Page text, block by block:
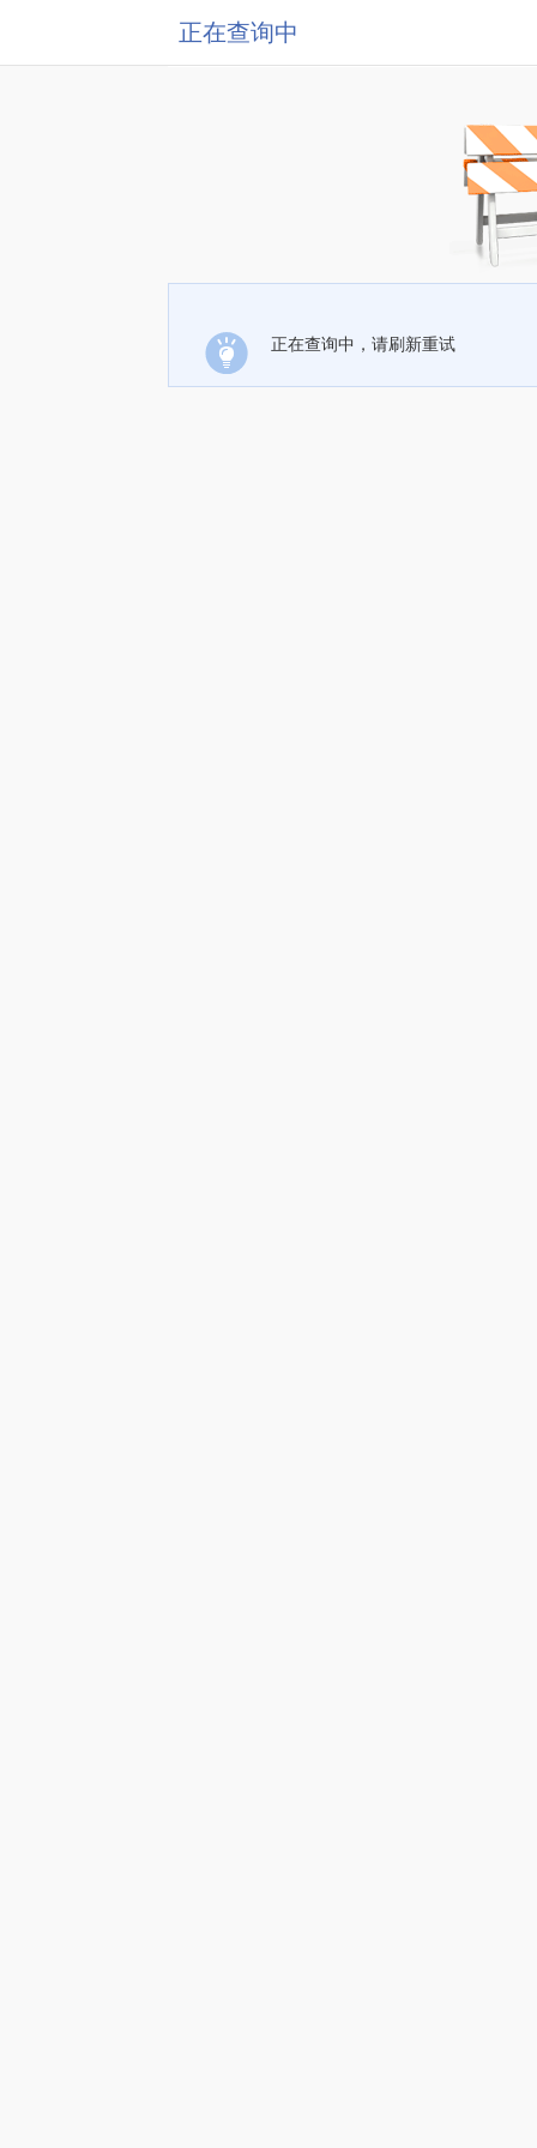
正在查询中
正在查询中，请刷新重试